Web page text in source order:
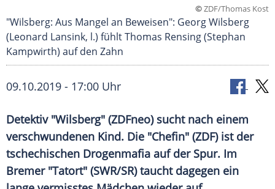
©ZDF/Thomas Kost
"Wilsberg: Aus Mangel an Beweisen": Georg Wilsberg
(Leonard Lansink, l.) fühlt Thomas Rensing (Stephan
Kampwirth) auf den Zahn
09.10.2019 - 17:00 Uhr
Detektiv "Wilsberg" (ZDFneo) sucht nach einem
verschwundenen Kind. Die "Chefin" (ZDF) ist der
tschechischen Drogenmafia auf der Spur. Im
Bremer "Tatort" (SWR/SR) taucht dagegen ein